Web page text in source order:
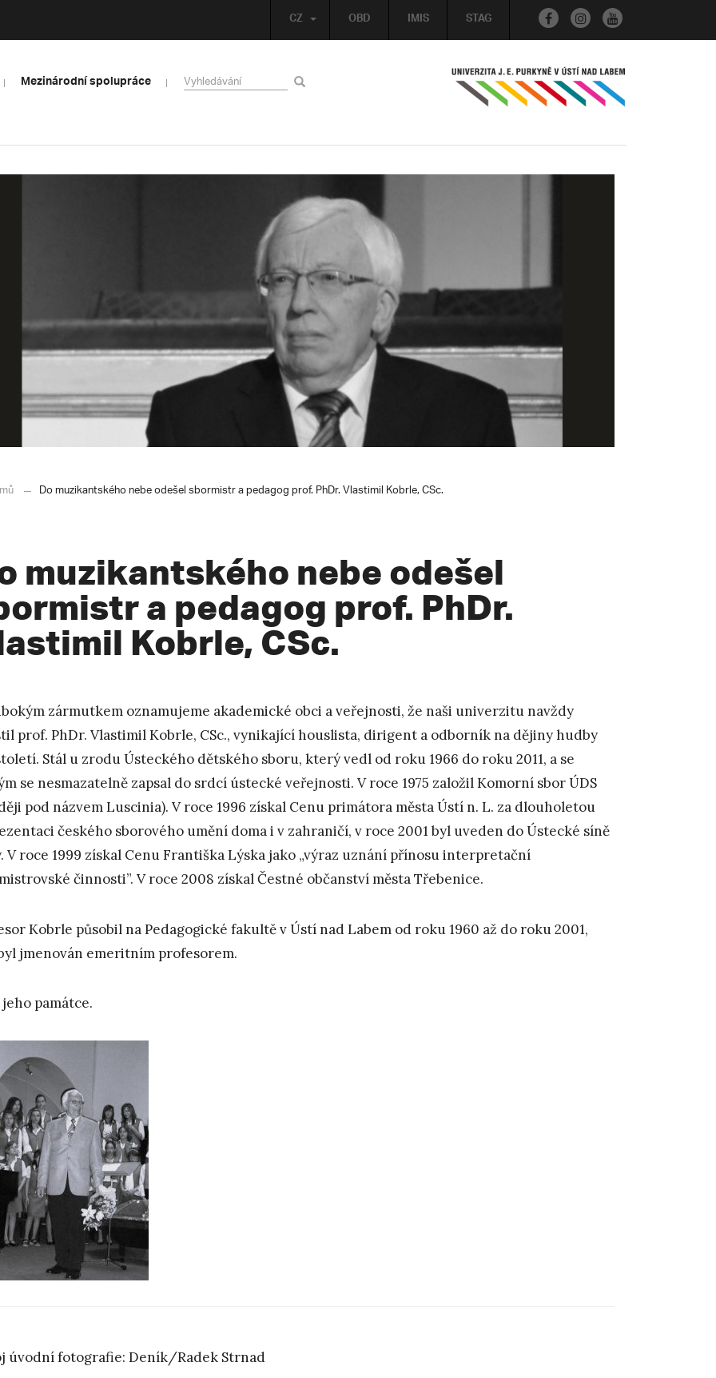
OBD IMIS STAG
CZ
Mezinárodní spolupráce
Do muzikantského nebe odešel sbormistr a pedagog prof. PhDr. Vlastimil Kobrle, CSc.
muzikantského nebe odešel
a pedagog prof. PhDr.
Kobrle, CSc.
zármutkem oznamujeme akademické obci a veřejnosti, že naši univerzitu navždy
prof. PhDr. Vlastimil Kobrle, CSc., vynikající houslista, dirigent a odborník na dějiny hudby
Stál u zrodu Ústeckého dětského sboru, který vedl od roku 1966 do roku 2011, a se
se nesmazatelně zapsal do srdcí ústecké veřejnosti. V roce 1975 založil Komorní sbor ÚDS
pod názvem Luscinia). V roce 1996 získal Cenu primátora města Ústí n. L. za dlouholetou
českého sborového umění doma i v zahraničí, v roce 2001 byl uveden do Ústecké síně
V roce 1999 získal Cenu Františka Lýska jako „výraz uznání přínosu interpretační
činnosti”. V roce 2008 získal Čestné občanství města Třebenice.
Kobrle působil na Pedagogické fakultě v Ústí nad Labem od roku 1960 až do roku 2001,
jmenován emeritním profesorem.
památce.
úvodní fotografie: Deník/Radek Strnad